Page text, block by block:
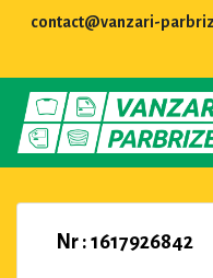
contact@vanzari-
Nr : 1617926842